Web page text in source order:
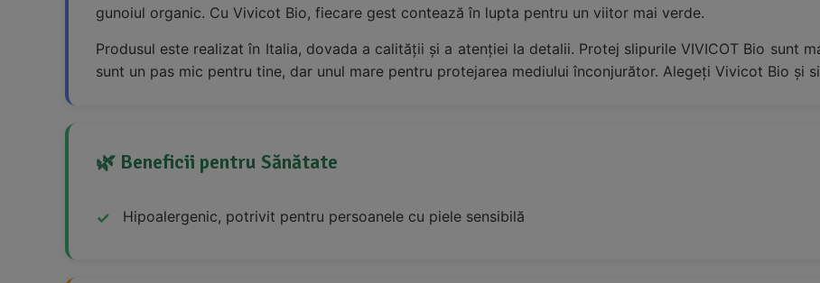
gunoiul organic. Cu Vivicot Bio, fiecare gest contează în lupta pentru un viitor mai verde.
Produsul este realizat în Italia, dovada a calității și a atenției la detalii. Protej slipurile VIVICOT Bio sunt
sunt un pas mic pentru tine, dar unul mare pentru protejarea mediului înconjurător. Alegeți Vivicot Bio și
🌿 Beneficii pentru Sănătate
Hipoalergenic, potrivit pentru persoanele cu piele sensibilă